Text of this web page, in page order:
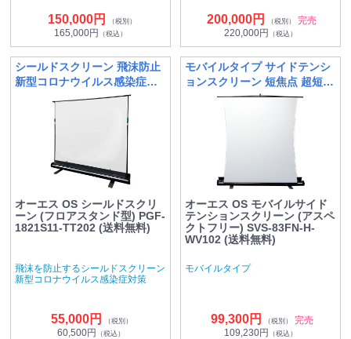
150,000円 （税別）
165,000円 （税込）
200,000円 （税別）
完売
220,000円 （税込）
シールドスクリーン 飛沫防止
新型コロナウイルス感染症対
オーエス OS シールドスクリ
ーン (フロアスタンド型) PGF-
1821S11-TT202 (送料無料)
飛沫を防止するシールドスクリーン
新型コロナウイルス感染症対策
55,000円 （税別）
60,500円 （税込）
モバイルタイプ サイドテンシ
ョンスクリーン 短焦点 超短焦
点向け
オーエス OS モバイルサイド
テンションスクリーン (アスペ
クトフリー) SVS-83FN-H-
WV102 (送料無料)
モバイルタイプ
99,300円 （税別）
完売
109,230円 （税込）